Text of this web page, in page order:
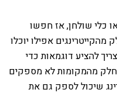
כלי שולחן, אז חפשו
אפילו יוכלו
להציע דוגמאות כדי
חלק מהמקומות לא מספקים
שיכול לספק גם את